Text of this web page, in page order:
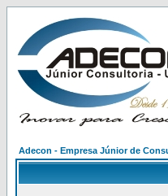
Adecon - Empresa Júnior de